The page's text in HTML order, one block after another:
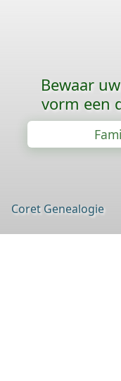
Bewaar
vorm een
Coret Genealogie